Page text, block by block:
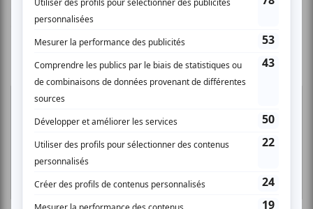
dans le cadre de la tournée des boursiers de la Fondation
du maire 2006.